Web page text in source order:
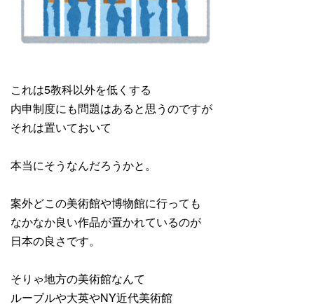
これは5教科以外を低くする
内申制度にも問題はあると思うのですが
それは置いておいて
本当にそうなんだろうかと。
案外どこの美術館や博物館に行っても
なかなか良い作品が置かれているのが
日本の良さです。
そりゃ地方の美術館なんて
ルーブルや大英やNY近代美術館